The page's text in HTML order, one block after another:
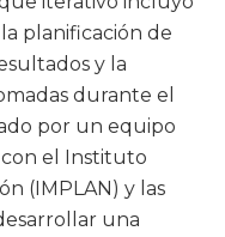
planificación de
y la
durante el
por un equipo
el Instituto
(IMPLAN) y las
una